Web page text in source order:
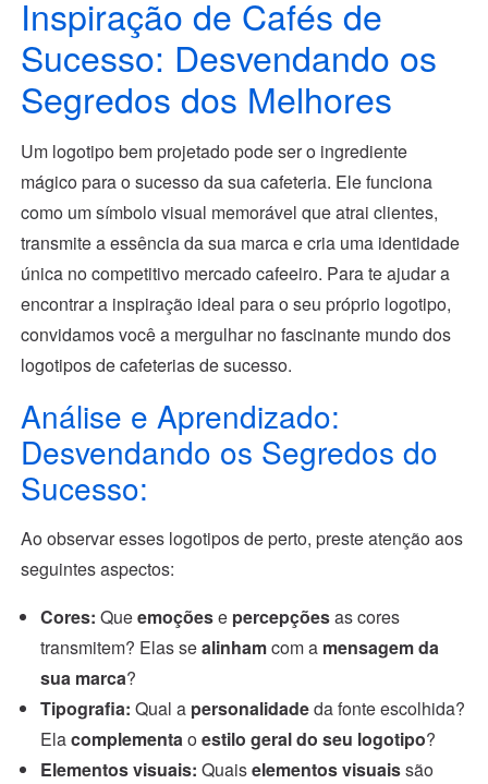
Inspiração de Cafés de
Sucesso: Desvendando os
Segredos dos Melhores
Um logotipo bem projetado pode ser o ingrediente
mágico para o sucesso da sua cafeteria. Ele funciona
como um símbolo visual memorável que atrai clientes,
transmite a essência da sua marca e cria uma identidade
única no competitivo mercado cafeeiro. Para te ajudar a
encontrar a inspiração ideal para o seu próprio logotipo,
convidamos você a mergulhar no fascinante mundo dos
logotipos de cafeterias de sucesso.
Análise e Aprendizado:
Desvendando os Segredos do
Sucesso:
Ao observar esses logotipos de perto, preste atenção aos
seguintes aspectos:
Cores: Queemoçõese percepçõesas cores
transmitem? Elas sealinhamcom a mensagem da
sua marca?
Tipografia: Qual a personalidadeda fonte escolhida?
Elacomplementaoestilo geral do seu logotipo?
Elementos visuais: Quaiselementos visuaissão